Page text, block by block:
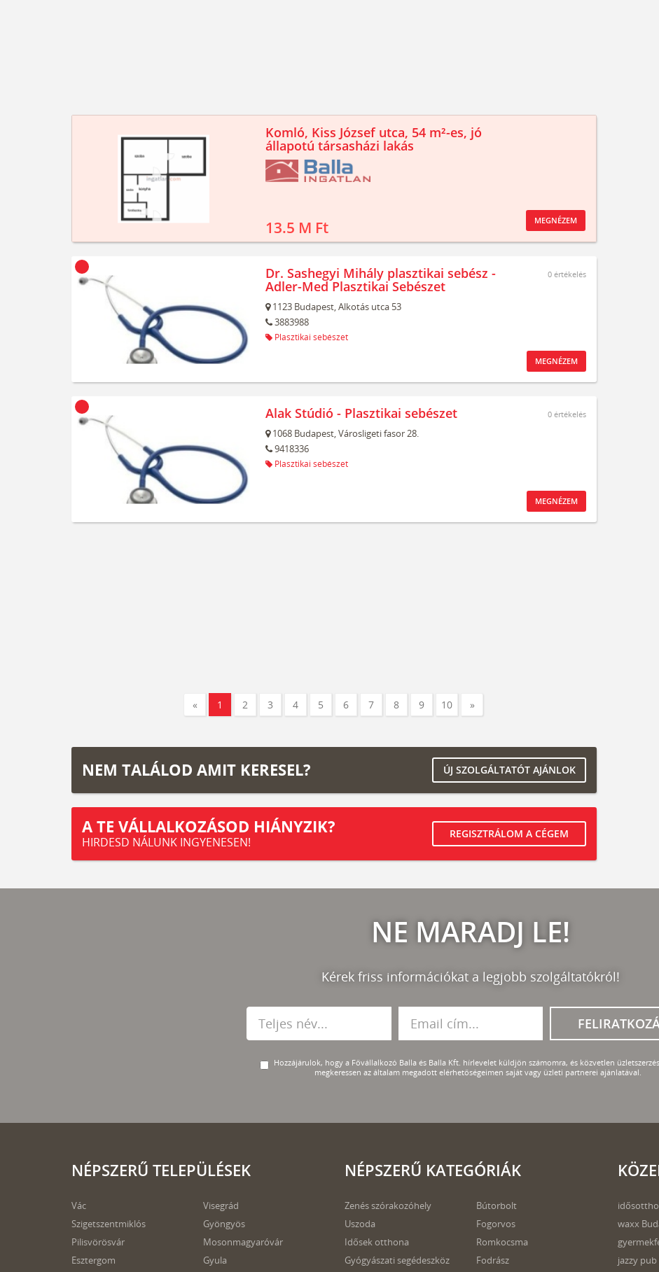
Komló, Kiss József utca, 54 m²-es, jó
állapotú társasházi lakás
13.5 M Ft MEGNÉZEM
Dr. Sashegyi Mihály plasztikai sebész -
Adler-Med Plasztikai Sebészet
1123 Budapest,Alkotás utca 53
3883988
Plasztikai sebészet
0 értékelés
MEGNÉZEM
Alak Stúdió - Plasztikai sebészet
1068 Budapest,Városligeti fasor 28.
9418336
Plasztikai sebészet
0 értékelés
MEGNÉZEM
« 1 2 3 4 5 6 7 8 9 10 »
NEM TALÁLOD AMIT KERESEL? ÚJ SZOLGÁLTATÓT AJÁNLOK
A TE VÁLLALKOZÁSOD HIÁNYZIK?
HIRDESD NÁLUNK INGYENESEN!
REGISZTRÁLOM A CÉGEM
NE MARADJ LE!
Kérek friss információkat a legjobb szolgáltatókról!
Hozzájárulok, hogy a Fővállalkozó Balla és Balla Kft. hírlevelet küldjön számomra, és közvetlen
megkeressen az általam megadott elérhetőségeimen saját vagy üzleti partnerei ajánlatával.
NÉPSZERŰ TELEPÜLÉSEK
Vác
Szigetszentmiklós
Pilisvörösvár
Esztergom
Visegrád
Gyöngyös
Mosonmagyaróvár
Gyula
NÉPSZERŰ KATEGÓRIÁK
Zenés szórakozóhely
Uszoda
Idősek otthona
Gyógyászati segédeszköz
Bútorbolt
Fogorvos
Romkocsma
Fodrász
waxx
jazzy